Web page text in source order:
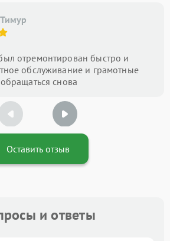
отремонтирован быстро и
обслуживание и грамотные
снова
Оставить отзыв
и ответы